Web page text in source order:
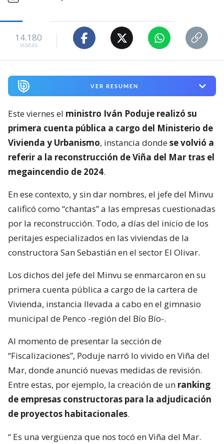
14.180
visitas
VER RESUMEN
Este viernes el ministro Iván Poduje realizó su
primera cuenta pública a cargo del Ministerio de
Vivienda y Urbanismo, instancia dondese volvió a
referir a la reconstrucción de Viña del Mar tras el
megaincendio de 2024.
En ese contexto, y sin dar nombres, el jefe del Minvu
calificó como “chantas” a las empresas cuestionadas
por la reconstrucción. Todo, a días del inicio de los
peritajes especializados en las viviendas de la
constructora San Sebastián en el sector El Olivar.
Los dichos del jefe del Minvu se enmarcaron en su
primera cuenta pública a cargo de la cartera de
Vivienda, instancia llevada a cabo en el gimnasio
municipal de Penco -región del Bío Bío-.
Al momento de presentar la sección de
“Fiscalizaciones”, Poduje narró lo vivido en Viña del
Mar, donde anunció nuevas medidas de revisión.
Entre estas, por ejemplo, la creación de un ranking
de empresas constructoras para la adjudicación
de proyectos habitacionales.
“ Es una vergüenza que nos tocó en Viña del Mar.